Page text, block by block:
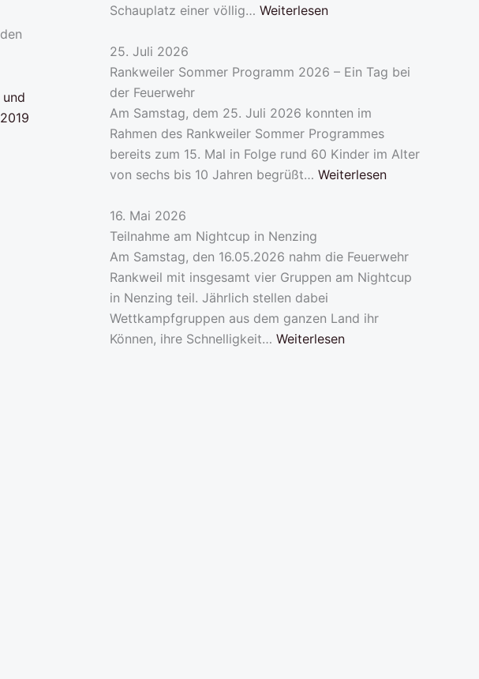
Schauplatz einer völlig…Weiterlesen
25. Juli 2026
Rankweiler Sommer Programm 2026 – Ein Tag bei
der Feuerwehr
Am Samstag, dem 25. Juli 2026 konnten im
Rahmen des Rankweiler Sommer Programmes
bereits zum 15. Mal in Folge rund 60 Kinder im Alter
von sechs bis 10 Jahren begrüßt…Weiterlesen
16. Mai 2026
Teilnahme am Nightcup in Nenzing
Am Samstag, den 16.05.2026 nahm die Feuerwehr
Rankweil mit insgesamt vier Gruppen am Nightcup
in Nenzing teil. Jährlich stellen dabei
Wettkampfgruppen aus dem ganzen Land ihr
Können, ihre Schnelligkeit…Weiterlesen